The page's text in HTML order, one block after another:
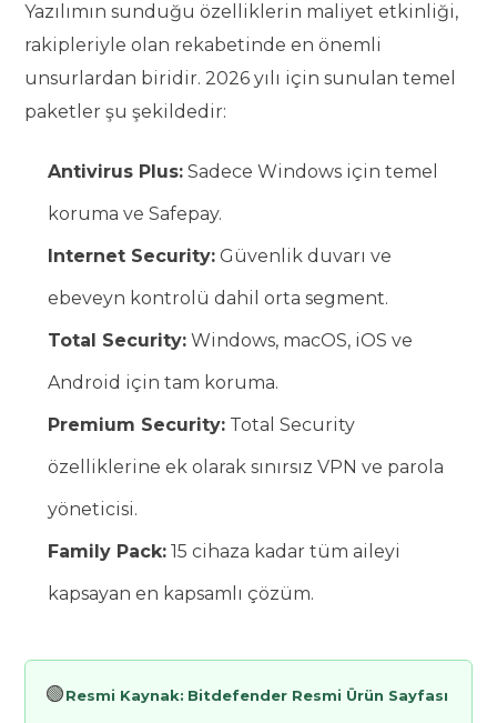
Yazılımın sunduğu özelliklerin maliyet etkinliği,
rakipleriyle olan rekabetinde en önemli
unsurlardan biridir. 2026 yılı için sunulan temel
paketler şu şekildedir:
Antivirus Plus: Sadece Windows için temel
koruma ve Safepay.
Internet Security: Güvenlik duvarı ve
ebeveyn kontrolü dahil orta segment.
Total Security: Windows, macOS, iOS ve
Android için tam koruma.
Premium Security: Total Security
özelliklerine ek olarak sınırsız VPN ve parola
yöneticisi.
Family Pack: 15 cihaza kadar tüm aileyi
kapsayan en kapsamlı çözüm.
🟢Resmi Kaynak: Bitdefender Resmi Ürün Sayfası